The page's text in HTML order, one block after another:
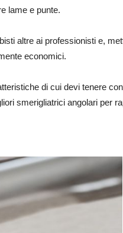
lame e punte.
altre ai professionisti e,
economici.
di cui devi tenere
smerigliatrici angolari per